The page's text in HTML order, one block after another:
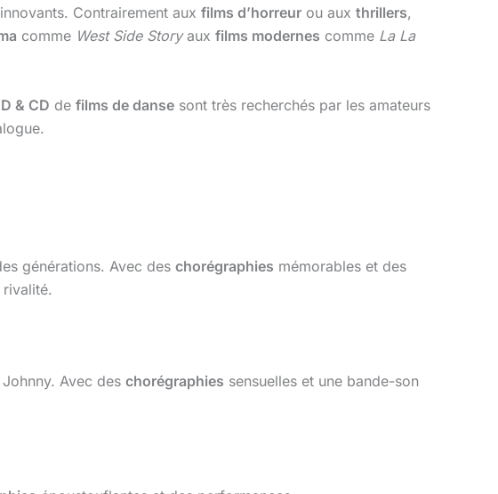
innovants. Contrairement aux films d’horreur ou aux thrillers,
comme West Side Storyaux films modernes comme La La
& CD de films de danse sont très recherchés par les amateurs
générations. Avec des chorégraphies mémorables et des
Avec des chorégraphies sensuelles et une bande-son